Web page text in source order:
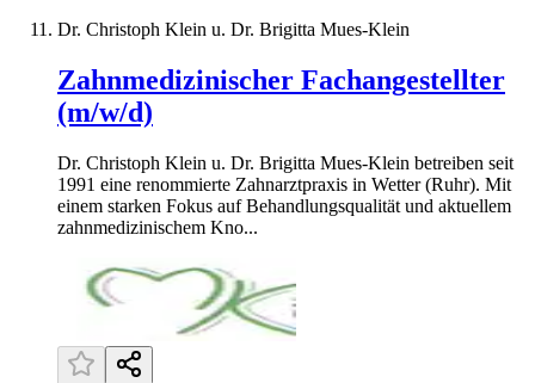
Dr. Christoph Klein u. Dr. Brigitta Mues-Klein
Zahnmedizinischer Fachangestellter
(m/w/d)
Dr. Christoph Klein u. Dr. Brigitta Mues-Klein betreiben seit
1991 eine renommierte Zahnarztpraxis in Wetter (Ruhr). Mit
einem starken Fokus auf Behandlungsqualität und aktuellem
zahnmedizinischem Kno...